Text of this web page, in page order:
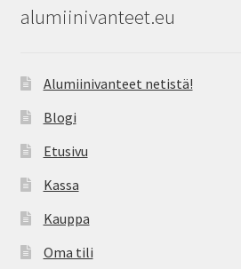
alumiinivanteet.eu
Alumiinivanteet netistä!
Blogi
Etusivu
Kassa
Kauppa
Oma tili